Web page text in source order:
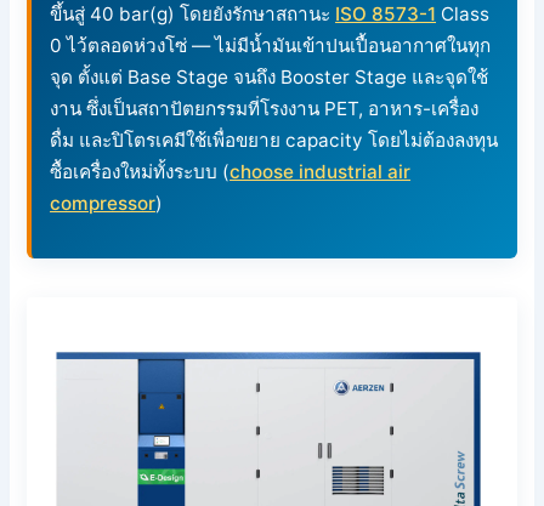
ขึ้นสู่ 40 bar(g) โดยยังรักษาสถานะ ISO 8573-1 Class
0 ไว้ตลอดห่วงโซ่ — ไม่มีน้ำมันเข้าปนเปื้อนอากาศในทุก
จุด ตั้งแต่ Base Stage จนถึง Booster Stage และจุดใช้
งาน ซึ่งเป็นสถาปัตยกรรมที่โรงงาน PET, อาหาร-เครื่อง
ดื่ม และปิโตรเคมีใช้เพื่อขยาย capacity โดยไม่ต้องลงทุน
ซื้อเครื่องใหม่ทั้งระบบ (choose industrial air
compressor)